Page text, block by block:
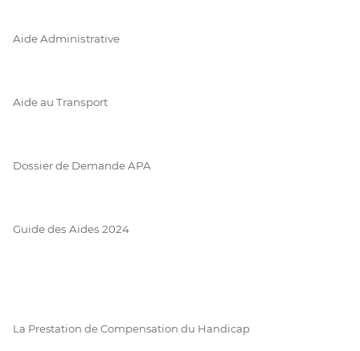
Aide Administrative
Aide au Transport
Dossier de Demande APA
Guide des Aides 2024
La Prestation de Compensation du Handicap